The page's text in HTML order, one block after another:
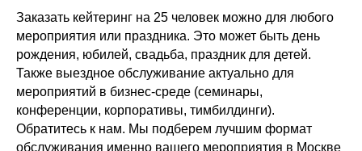
Заказать кейтеринг на 25 человек можно для любого
мероприятия или праздника. Это может быть день
рождения, юбилей, свадьба, праздник для детей.
Также выездное обслуживание актуально для
мероприятий в бизнес-среде (семинары,
конференции, корпоративы, тимбилдинги).
Обратитесь к нам. Мы подберем лучшим формат
обслуживания именно вашего мероприятия в Москве